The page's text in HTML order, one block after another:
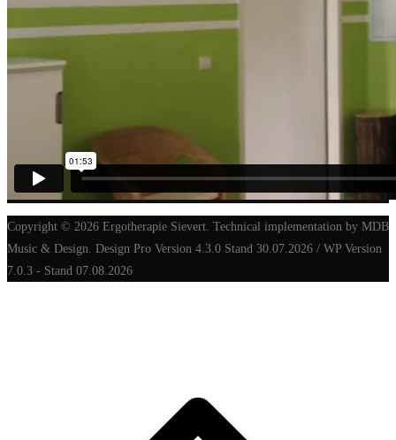
Copyright © 2026 Ergotherapie Sievert. Technical implementation by MDB
Music & Design. Design Pro Version 4.3.0 Stand 30.07.2026 / WP Version
7.0.3 - Stand 07.08.2026